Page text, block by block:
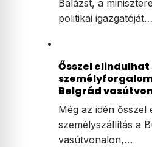
Balázst, a
politikai igazgatóját…
Ősszel elindulhat
Belgrád
Még az idén ősszel
személyszállítás a
vasútvonalon,…